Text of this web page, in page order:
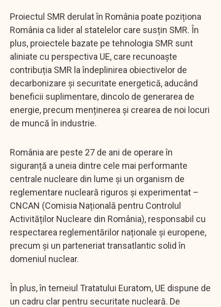
Proiectul SMR derulat în România poate poziționa
România ca lider al statelelor care susțin SMR. În
plus, proiectele bazate pe tehnologia SMR sunt
aliniate cu perspectiva UE, care recunoaște
contribuția SMR la îndeplinirea obiectivelor de
decarbonizare și securitate energetică, aducând
beneficii suplimentare, dincolo de generarea de
energie, precum menținerea și crearea de noi locuri
de muncă în industrie.
România are peste 27 de ani de operare în
siguranță a uneia dintre cele mai performante
centrale nucleare din lume și un organism de
reglementare nucleară riguros și experimentat –
CNCAN (Comisia Națională pentru Controlul
Activităților Nucleare din România), responsabil cu
respectarea reglementărilor naționale și europene,
precum și un parteneriat transatlantic solid în
domeniul nuclear.
În plus, în temeiul Tratatului Euratom, UE dispune de
un cadru clar pentru securitate nucleară. De